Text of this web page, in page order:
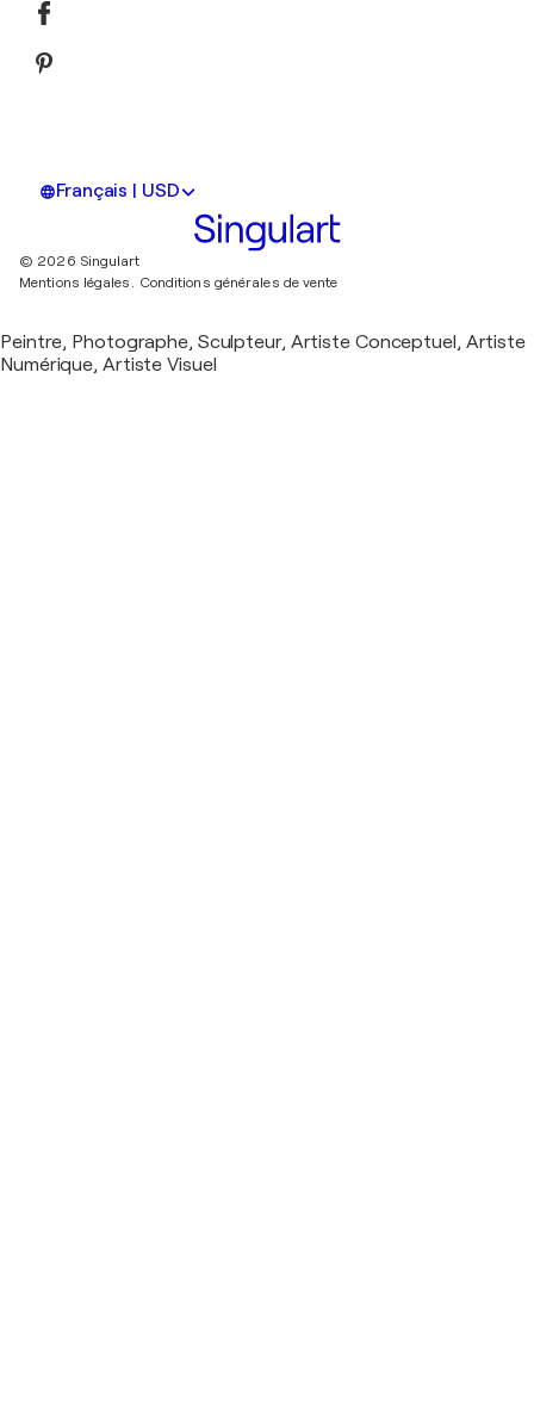
Français | USD
© 2026 Singulart
Mentions légales. Conditions générales de vente
Peintre, Photographe, Sculpteur, Artiste Conceptuel, Artiste
Numérique, Artiste Visuel